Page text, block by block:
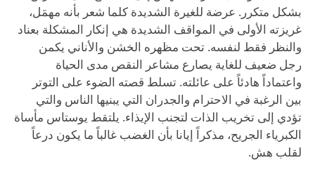
بشكل متكرر. عرضة للغيرة الشديدة كلما شعر بأنه مهمَل،
غريزته الأولى في المواقف الشديدة هي إنكار المشكلة بعناد
والنظر فقط لنفسه. تحت مظهره الخشن والأناني يكمن
رجل ضعيف للغاية يصارع مشاعر النقص مدى الحياة
واعتماداً هادئاً على عائلته. تسلط قصته الضوء على التوتر
بين الرغبة في الاحترام والجدران التي يبنيها الناس والتي
تؤدي إلى تخريب الذات لتجنب الإيذاء. يلتقط يوستاس مأساة
الكبرياء الجريح، مذكراً إيانا بأن الغضب غالباً ما يكون درعاً
لقلب هش.